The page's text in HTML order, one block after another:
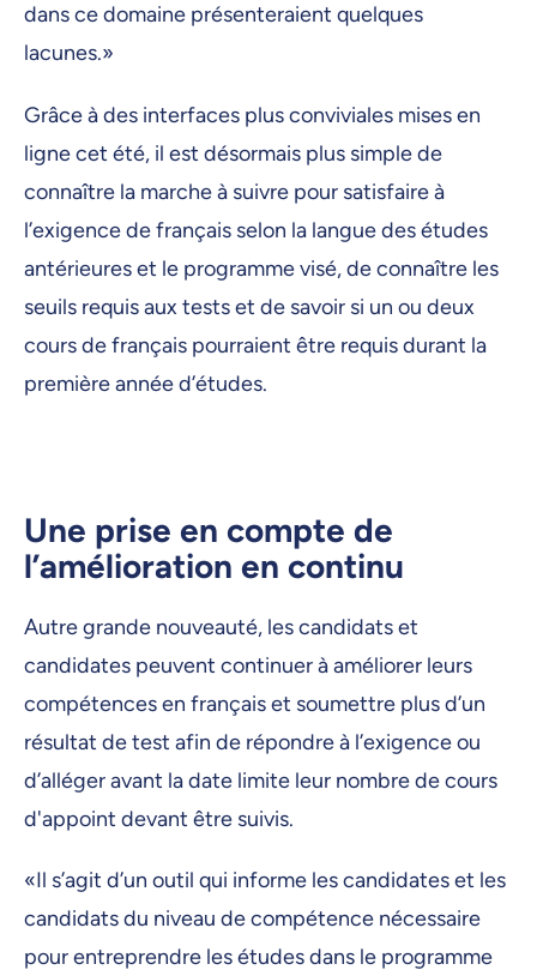
dans ce domaine présenteraient quelques
lacunes.»
Grâce à des interfaces plus conviviales mises en
ligne cet été, il est désormais plus simple de
connaître la marche à suivre pour satisfaire à
l’exigence de français selon la langue des études
antérieures et le programme visé, de connaître les
seuils requis aux tests et de savoir si un ou deux
cours de français pourraient être requis durant la
première année d’études.
Une prise en compte de
l’amélioration en continu
Autre grande nouveauté, les candidats et
candidates peuvent continuer à améliorer leurs
compétences en français et soumettre plus d’un
résultat de test afin de répondre à l’exigence ou
d’alléger avant la date limite leur nombre de cours
d'appoint devant être suivis.
«Il s’agit d’un outil qui informe les candidates et les
candidats du niveau de compétence nécessaire
pour entreprendre les études dans le programme